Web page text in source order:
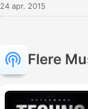
24 apr. 2015
Flere